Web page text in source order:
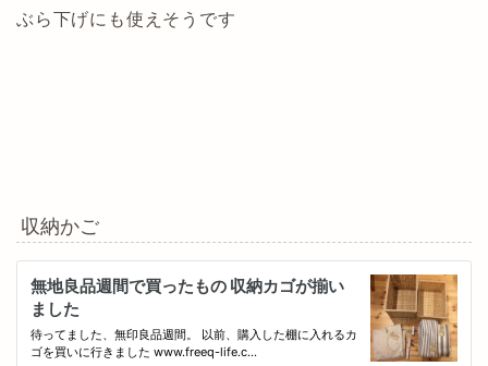
ぶら下げにも使えそうです
収納かご